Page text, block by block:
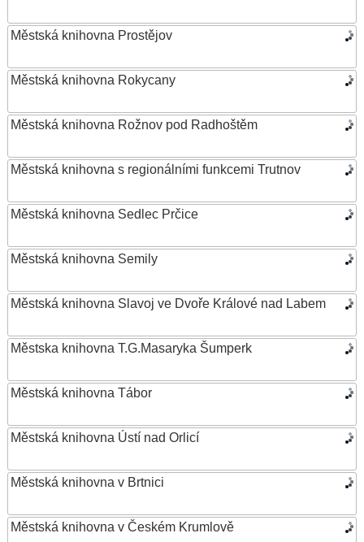
Městská knihovna Prostějov
Městská knihovna Rokycany
Městská knihovna Rožnov pod Radhoštěm
Městská knihovna s regionálními funkcemi Trutnov
Městská knihovna Sedlec Prčice
Městská knihovna Semily
Městská knihovna Slavoj ve Dvoře Králové nad Labem
Městska knihovna T.G.Masaryka Šumperk
Městská knihovna Tábor
Městská knihovna Ústí nad Orlicí
Městská knihovna v Brtnici
Městská knihovna v Českém Krumlově